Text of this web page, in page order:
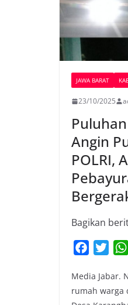
JAWA BARAT
23/10/2025
Angin
POLRI,
Bagikan
c
e
i
t
Media Jabar.
rumah warga